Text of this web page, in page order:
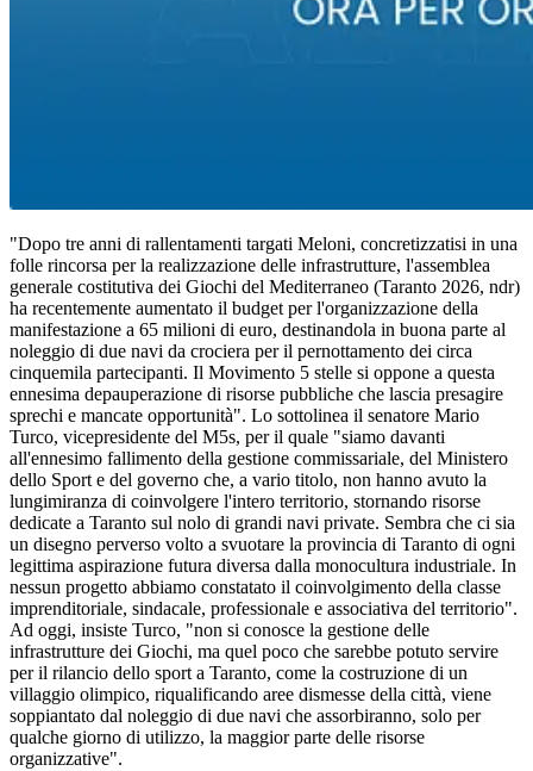
"Dopo tre anni di rallentamenti targati Meloni, concretizzatisi in una
folle rincorsa per la realizzazione delle infrastrutture, l'assemblea
generale costitutiva dei Giochi del Mediterraneo (Taranto 2026, ndr)
ha recentemente aumentato il budget per l'organizzazione della
manifestazione a 65 milioni di euro, destinandola in buona parte al
noleggio di due navi da crociera per il pernottamento dei circa
cinquemila partecipanti. Il Movimento 5 stelle si oppone a questa
ennesima depauperazione di risorse pubbliche che lascia presagire
sprechi e mancate opportunità". Lo sottolinea il senatore Mario
Turco, vicepresidente del M5s, per il quale "siamo davanti
all'ennesimo fallimento della gestione commissariale, del Ministero
dello Sport e del governo che, a vario titolo, non hanno avuto la
lungimiranza di coinvolgere l'intero territorio, stornando risorse
dedicate a Taranto sul nolo di grandi navi private. Sembra che ci sia
un disegno perverso volto a svuotare la provincia di Taranto di ogni
legittima aspirazione futura diversa dalla monocultura industriale. In
nessun progetto abbiamo constatato il coinvolgimento della classe
imprenditoriale, sindacale, professionale e associativa del territorio".
Ad oggi, insiste Turco, "non si conosce la gestione delle
infrastrutture dei Giochi, ma quel poco che sarebbe potuto servire
per il rilancio dello sport a Taranto, come la costruzione di un
villaggio olimpico, riqualificando aree dismesse della città, viene
soppiantato dal noleggio di due navi che assorbiranno, solo per
qualche giorno di utilizzo, la maggior parte delle risorse
organizzative".